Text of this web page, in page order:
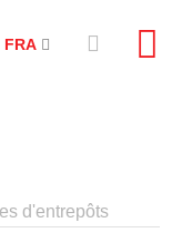
FRA
d'entrepôts